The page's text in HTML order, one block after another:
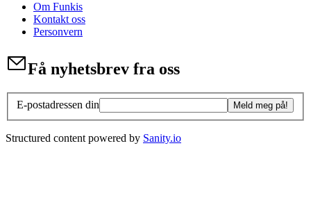
Om Funkis
Kontakt oss
Personvern
Få nyhetsbrev fra oss
E-postadressen din Meld meg på!
Structured content powered by Sanity.io